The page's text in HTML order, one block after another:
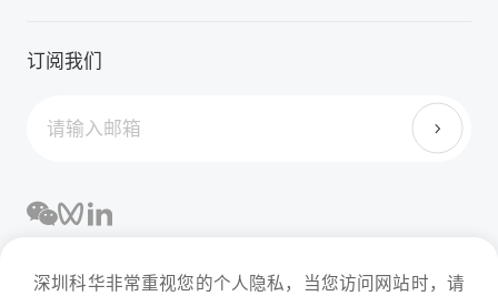
深圳科华非常重视您的个人隐私，当您访问网站时，请
港口充电解决方案
目的地充电解决方案
FAQ
培养体系
订阅我们